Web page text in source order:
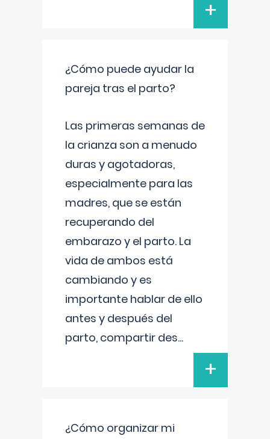
+
¿Cómo puede ayudar la
pareja tras el parto?
Las primeras semanas de
la crianza son a menudo
duras y agotadoras,
especialmente para las
madres, que se están
recuperando del
embarazo y el parto. La
vida de ambos está
cambiando y es
importante hablar de ello
antes y después del
parto, compartir des...
+
¿Cómo organizar mi